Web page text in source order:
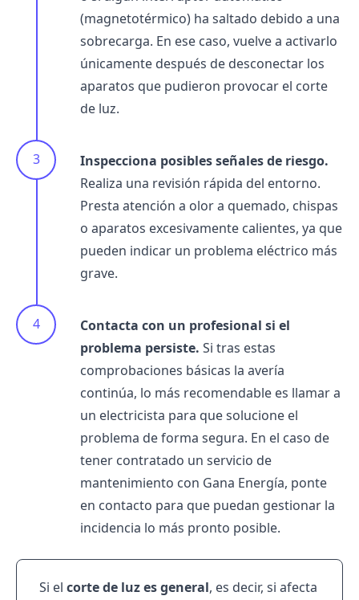
(magnetotérmico) ha saltado debido a una
sobrecarga. En ese caso, vuelve a activarlo
únicamente después de desconectar los
aparatos que pudieron provocar el corte
de luz.
Inspecciona posibles señales de riesgo.
Realiza una revisión rápida del entorno.
Presta atención a olor a quemado, chispas
o aparatos excesivamente calientes, ya que
pueden indicar un problema eléctrico más
grave.
Contacta con un profesional si el
problema persiste. Si tras estas
comprobaciones básicas la avería
continúa, lo más recomendable es llamar a
un electricista para que solucione el
problema de forma segura. En el caso de
tener contratado un servicio de
mantenimiento con Gana Energía, ponte
en contacto para que puedan gestionar la
incidencia lo más pronto posible.
Si el corte de luz es general, es decir, si afecta